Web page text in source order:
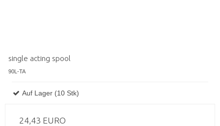
single acting spool
90L-TA
Auf Lager (10 Stk)
24,43 EURO